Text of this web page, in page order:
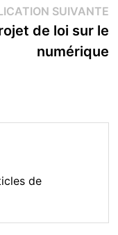
SUIVANTE
de loi sur le
numérique
de